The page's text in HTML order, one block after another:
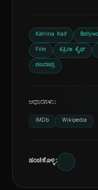
Katrina Kaif
Film ಕತ್ರಿನಾ ಕೈಫ್
ಚಲನಚಿತ್ರ
ಆಧಾರಗಳು:
IMDb Wikipedia
ಹಂಚಿಕೊಳ್ಳಿ: